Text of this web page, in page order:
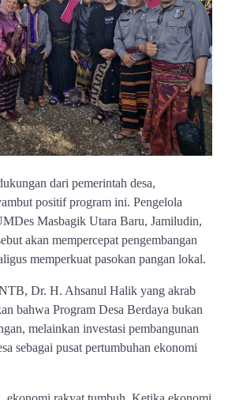
dari pemerintah desa,
positif program ini. Pengelola
Masbagik Utara Baru, Jamiludin,
akan mempercepat pengembangan
memperkuat pasokan pangan lokal.
Dr. H. Ahsanul Halik yang akrab
bahwa Program Desa Berdaya bukan
melainkan investasi pembangunan
sebagai pusat pertumbuhan ekonomi